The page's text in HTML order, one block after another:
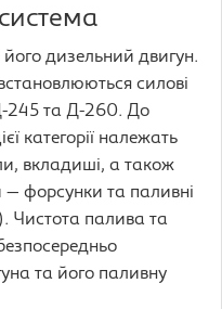
дизельний двигун.
силові
245 та Д-260. До
категорії належать
вкладиші, а також
форсунки та паливні
Чистота палива та
та його паливну